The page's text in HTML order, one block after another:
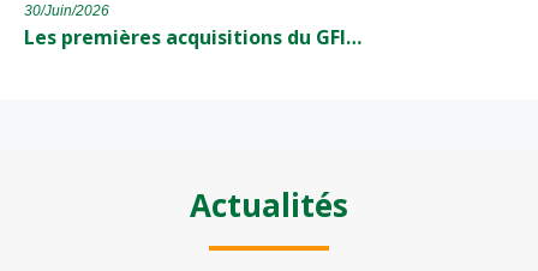
30/Juin/2026
Les premières acquisitions du GFI…
Actualités